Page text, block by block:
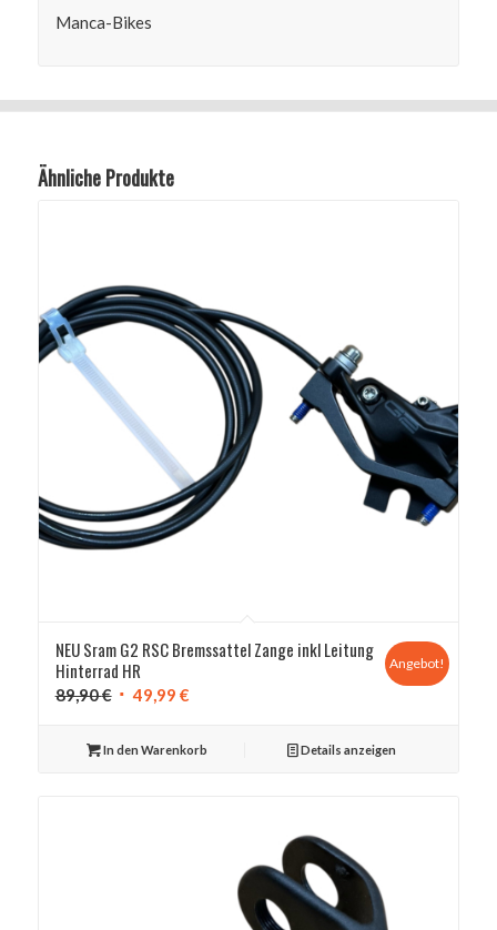
Manca-Bikes
Ähnliche Produkte
NEU Sram G2 RSC Bremssattel Zange inkl Leitung
Hinterrad HR
89,90€ Ursprünglicher
war:
49,99 €Aktueller
ist:
Angebot!
In den Warenkorb Details anzeigen